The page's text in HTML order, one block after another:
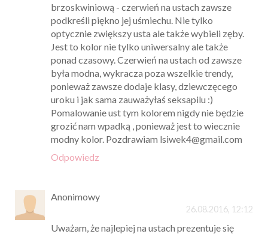
brzoskwiniową - czerwień na ustach zawsze
podkreśli piękno jej uśmiechu. Nie tylko
optycznie zwiększy usta ale także wybieli zęby.
Jest to kolor nie tylko uniwersalny ale także
ponad czasowy. Czerwień na ustach od zawsze
była modna, wykracza poza wszelkie trendy,
ponieważ zawsze dodaje klasy, dziewczęcego
uroku i jak sama zauważyłaś seksapilu :)
Pomalowanie ust tym kolorem nigdy nie będzie
grozić nam wpadką , ponieważ jest to wiecznie
modny kolor. Pozdrawiam lsiwek4@gmail.com
Odpowiedz
Anonimowy
26.08.2016, 12:12
Uważam, że najlepiej na ustach prezentuje się